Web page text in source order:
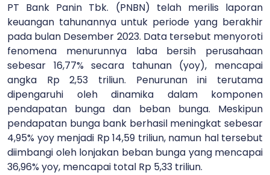
PT Bank Panin Tbk. (PNBN) telah merilis laporan
keuangan tahunannya untuk periode yang berakhir
pada bulan Desember 2023. Data tersebut menyoroti
fenomena menurunnya laba bersih perusahaan
sebesar 16,77% secara tahunan (yoy), mencapai
angka Rp 2,53 triliun. Penurunan ini terutama
dipengaruhi oleh dinamika dalam komponen
pendapatan bunga dan beban bunga. Meskipun
pendapatan bunga bank berhasil meningkat sebesar
4,95% yoy menjadi Rp 14,59 triliun, namun hal tersebut
diimbangi oleh lonjakan beban bunga yang mencapai
36,96% yoy, mencapai total Rp 5,33 triliun.